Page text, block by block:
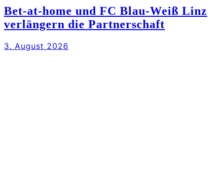
Bet-at-home und FC Blau-Weiß Linz
verlängern die Partnerschaft
3. August 2026